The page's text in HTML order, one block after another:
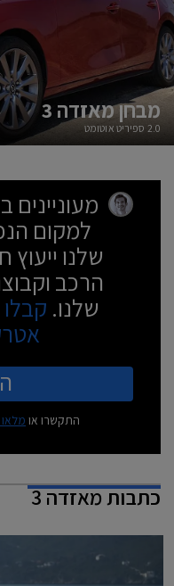
מבחןמאזדה 3
2.0 ספיריט אוטומט
למקום
שלנו
הרכב
שלנו.
התקשרו או
כתבותמאזדה 3